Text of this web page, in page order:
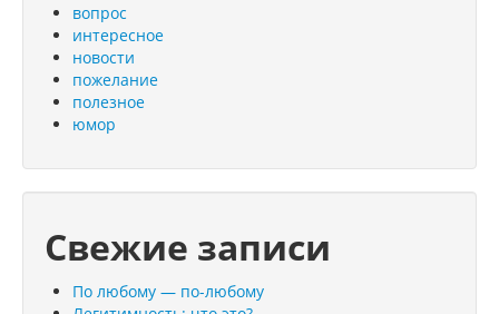
вопрос
интересное
новости
пожелание
полезное
юмор
Свежие записи
По любому — по-любому